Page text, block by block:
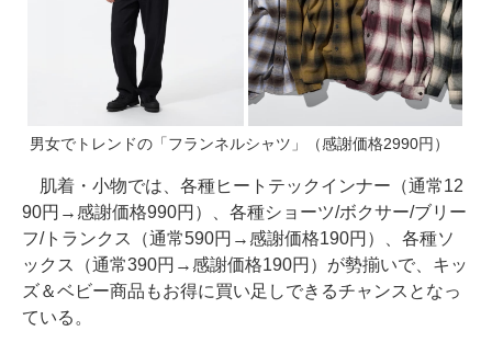
男女でトレンドの「フランネルシャツ」（感謝価格2990円）
肌着・小物では、各種ヒートテックインナー（通常12
90円→感謝価格990円）、各種ショーツ/ボクサー/ブリー
フ/トランクス（通常590円→感謝価格190円）、各種ソ
ックス（通常390円→感謝価格190円）が勢揃いで、キッ
ズ＆ベビー商品もお得に買い足しできるチャンスとなっ
ている。